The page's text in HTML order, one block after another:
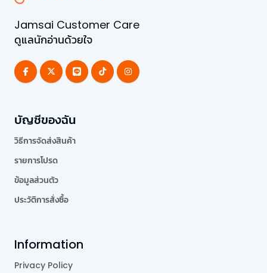
Jamsai Customer Care
ดูแลนักอ่านด้วยใจ
บัญชีของฉัน
วิธีการจัดส่งสินค้า
รายการโปรด
ข้อมูลส่วนตัว
ประวัติการสั่งซื้อ
Information
Privacy Policy